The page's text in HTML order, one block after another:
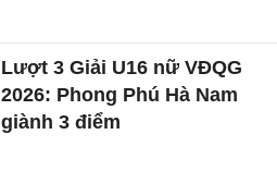
Lượt 3 Giải U16 nữ VĐQG
2026: Phong Phú Hà Nam
giành 3 điểm